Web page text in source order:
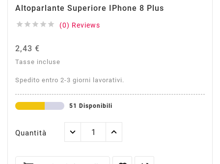
Altoparlante Superiore IPhone 8 Plus
     (0) Reviews
2,43 €
Tasse incluse
Spedito entro 2-3 giorni lavorativi.
51 Disponibili
Quantità